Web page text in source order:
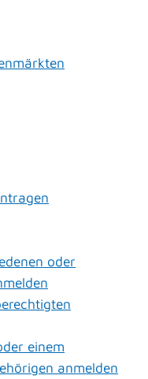
oder
einem
anmelden